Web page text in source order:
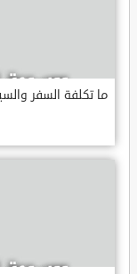
ما تكلفة السفر